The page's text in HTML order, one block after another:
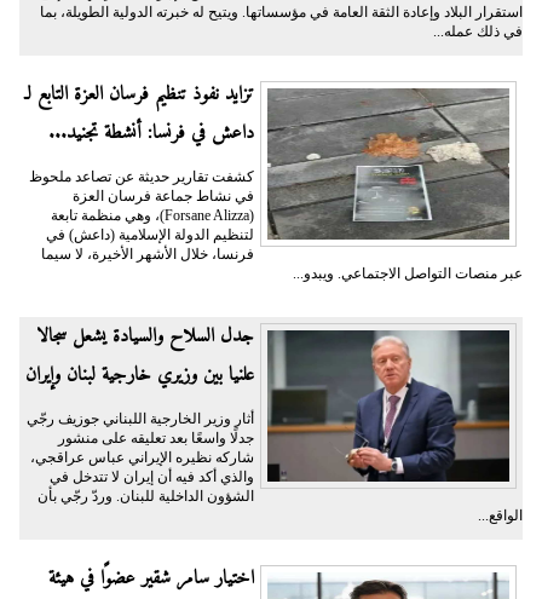
استقرار البلاد وإعادة الثقة العامة في مؤسساتها. ويتيح له خبرته الدولية الطويلة، بما
في ذلك عمله...
تزايد نفوذ تنظيم فرسان العزة التابع لـ
داعش في فرنسا: أنشطة تجنيد...
كشفت تقارير حديثة عن تصاعد ملحوظ
في نشاط جماعة فرسان العزة
(Forsane Alizza)، وهي منظمة تابعة
لتنظيم الدولة الإسلامية (داعش) في
فرنسا، خلال الأشهر الأخيرة، لا سيما
عبر منصات التواصل الاجتماعي. ويبدو...
جدل السلاح والسيادة يشعل سجالا
علنيا بين وزيري خارجية لبنان وإيران
أثار وزير الخارجية اللبناني جوزيف رجّي
جدلًا واسعًا بعد تعليقه على منشور
شاركه نظيره الإيراني عباس عراقجي،
والذي أكد فيه أن إيران لا تتدخل في
الشؤون الداخلية للبنان. وردّ رجّي بأن
الواقع...
اختيار سامر شقير عضوًا في هيئة